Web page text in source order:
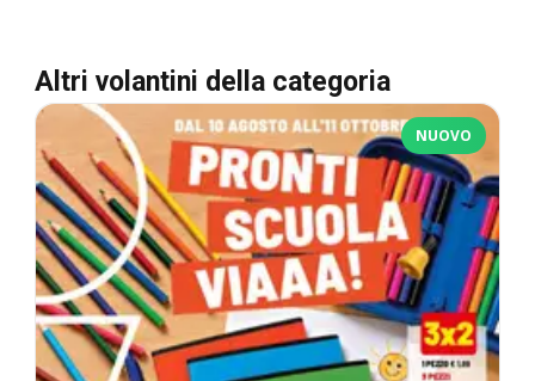
Altri volantini della categoria
NUOVO